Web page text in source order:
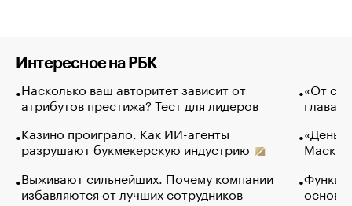
Интересное на РБК
Насколько ваш авторитет зависит от
атрибутов престижа? Тест для лидеров
Казино проиграло. Как ИИ-агенты
разрушают букмекерскую индустрию
Выживают сильнейших. Почему компании
избавляются от лучших сотрудников
«От
глава
Маск в
основ